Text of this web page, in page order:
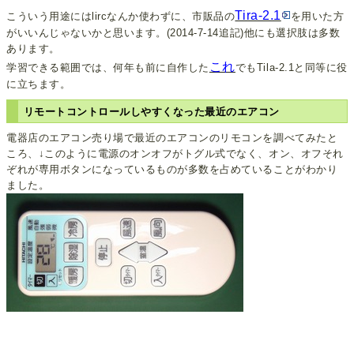
こういう用途にはlircなんか使わずに、市販品のTira-2.1
を用いた方
がいいんじゃないかと思います。(2014-7-14追記)他にも選択肢は多数
あります。
学習できる範囲では、何年も前に自作した これでもTila-2.1と同等に役
に立ちます。
リモートコントロールしやすくなった最近のエアコン
電器店のエアコン売り場で最近のエアコンのリモコンを調べてみたと
ころ、↓このように電源のオンオフがトグル式でなく、オン、オフそれ
ぞれが専用ボタンになっているものが多数を占めていることがわかり
ました。